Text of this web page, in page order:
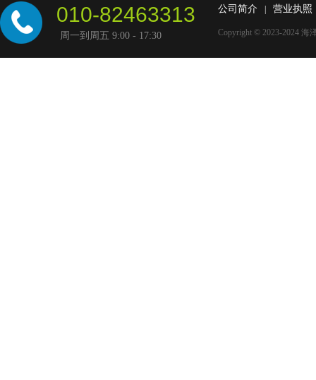
010-82463313
周一到周五 9:00 - 17:30
公司简介 营业执照
Copyright © 2023-2024 海